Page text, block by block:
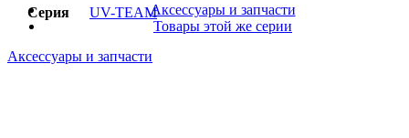
Серия UV-TEAMАксессуары и запчасти
Товары этой же серии
Аксессуары и запчасти